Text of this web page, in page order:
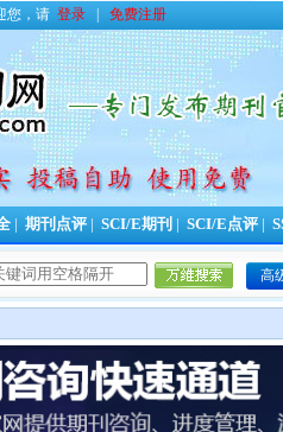
您，请 登录 免费注册
期刊点评 SCI/E期刊 SCI/E点评
高